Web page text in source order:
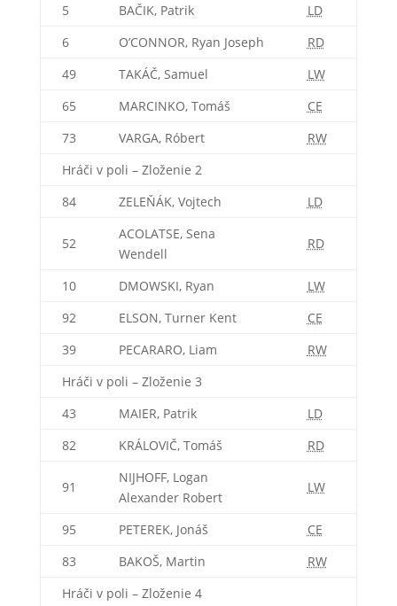
5
BAČIK, Patrik
LD
6
O’CONNOR, Ryan Joseph
RD
49
TAKÁČ, Samuel
LW
65
MARCINKO, Tomáš
CE
73
VARGA, Róbert
RW
Hráči v poli – Zloženie 2
84
ZELEŇÁK, Vojtech LD
52
ACOLATSE, Sena
Wendell
RD
10 DMOWSKI, Ryan
LW
92
ELSON, Turner Kent
CE
39
PECARARO, Liam
RW
Hráči v poli – Zloženie 3
43
MAIER, Patrik
LD
82
KRÁLOVIČ, Tomáš RD
91
NIJHOFF, Logan
Alexander Robert
LW
95 PETEREK, Jonáš
CE
83
BAKOŠ, Martin
RW
Hráči v poli – Zloženie 4